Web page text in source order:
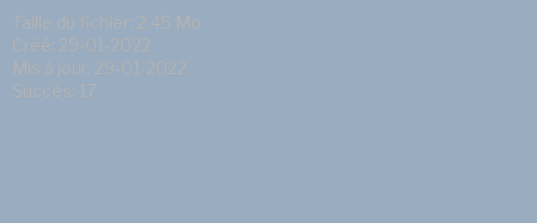
Taille du fichier: 2.45 Mo
Créé: 29-01-2022
Mis à jour: 29-01-2022
Succès: 17